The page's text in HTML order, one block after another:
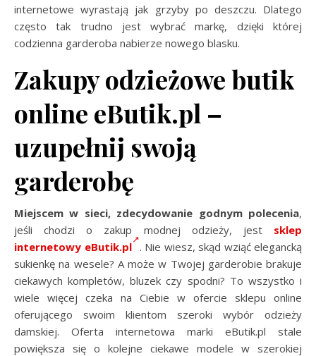
internetowe wyrastają jak grzyby po deszczu. Dlatego
często tak trudno jest wybrać markę, dzięki której
codzienna garderoba nabierze nowego blasku.
Zakupy odzieżowe butik
online eButik.pl –
uzupełnij swoją
garderobę
Miejscem w sieci, zdecydowanie godnym polecenia,
jeśli chodzi o zakup modnej odzieży, jest sklep
internetowy eButik.pl . Nie wiesz, skąd wziąć elegancką
sukienkę na wesele? A może w Twojej garderobie brakuje
ciekawych kompletów, bluzek czy spodni? To wszystko i
wiele więcej czeka na Ciebie w ofercie sklepu online
oferującego swoim klientom szeroki wybór odzieży
damskiej. Oferta internetowa marki eButik.pl stale
powiększa się o kolejne ciekawe modele w szerokiej